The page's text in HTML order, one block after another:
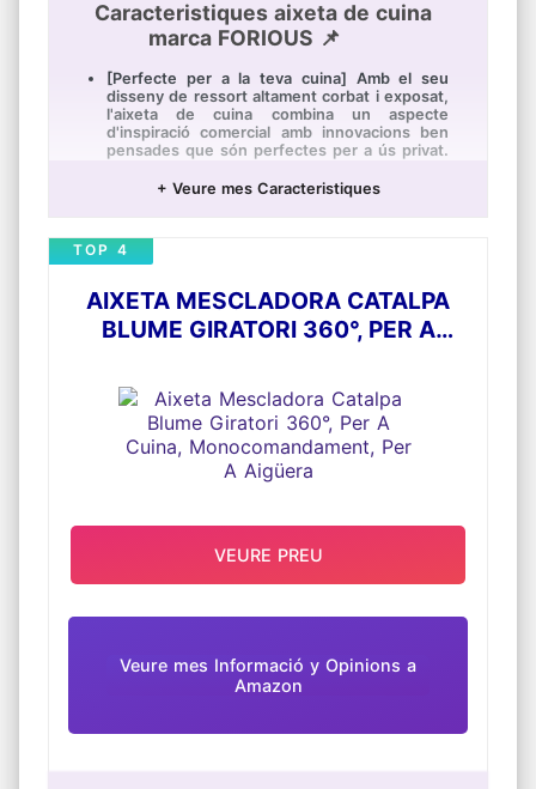
Caracteristiques aixeta de cuina
marca FORIOUS 📌
[Perfecte per a la teva cuina] Amb el seu
disseny de ressort altament corbat i exposat,
l'aixeta de cuina combina un aspecte
d'inspiració comercial amb innovacions ben
pensades que són perfectes per a ús privat.
la bellesa dels electrodomèstics d'acer
qualsevol decoració de cuina.
[Treball eficient] Doble funció amb
polvorització permeten canviar d'un flux
d'aigua a una potent polvorització. Amb això
tot està cobert, des d'esbandir verdures fins
[Fàcil d'usar durant tot el dia] L'aixeta
mescladora gira 360° per a permetre un
moviment complet dins i al voltant de
l'aigüera. El disseny simple i aerodinàmic
d'una sola palanca proporciona un control
fàcil i precís de la temperatura i la quantitat
netejar les olles i gerres grans.
[DIY possible] Gràcies a les mànegues
qualitat inigualable amb els millors
components de la indústria i una construcció
duradora i resistent.
+ Veure mes Caracteristiques
AIXETA MESCLADORA CATALPA
BLUME GIRATORI 360°, PER A
A AIGÜERA
TOP 4
Veure mes Informació y Opinions a
Amazon
VEURE PREU